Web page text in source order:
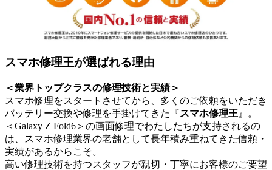
スマホ修理王が選ばれる理由
＜業界トップクラスの修理技術と実績＞
スマホ修理をスタートさせてから、多くのご依頼をいただき
バッテリー交換や修理を手掛けてきた『スマホ修理王 』。
＜Galaxy Z Fold6＞の画面修理でわたしたちが支持されるの
は、スマホ修理業界の老舗として長年積み重ねてきた信頼・
実績があるからこそ。
高い修理技術を持つスタッフが親切・丁寧にお客様のご要望